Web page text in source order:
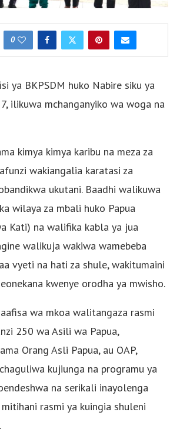
0
ya BKPSDM huko Nabire siku ya
ilikuwa mchanganyiko wa woga na
kimya kimya karibu na meza za
wakiangalia karatasi za
ukutani. Baadhi walikuwa
wilaya za mbali huko Papua
Kati) na walifika kabla ya jua
walikuja wakiwa wamebeba
vyeti na hati za shule, wakitumaini
kwenye orodha ya mwisho.
wa mkoa walitangaza rasmi
250 wa Asili wa Papua,
Orang Asli Papua, au OAP,
kujiunga na programu ya
na serikali inayolenga
rasmi ya kuingia shuleni